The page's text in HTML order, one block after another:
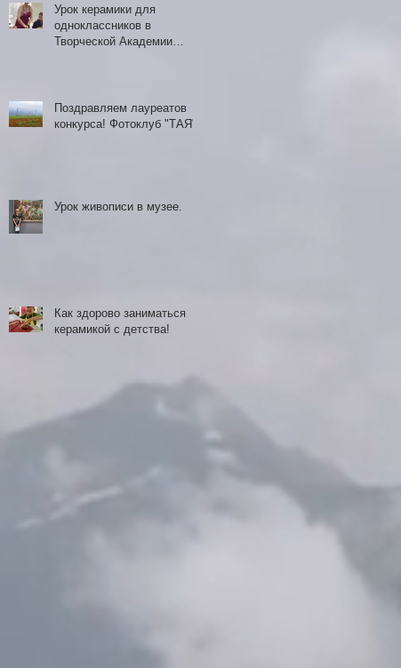
Урок керамики для
одноклассников в
Творческой Академии
Поздравляем лауреатов
конкурса! Фотоклуб "ТАЯ"
Урок живописи в музее.
Как здорово заниматься
керамикой с детства!